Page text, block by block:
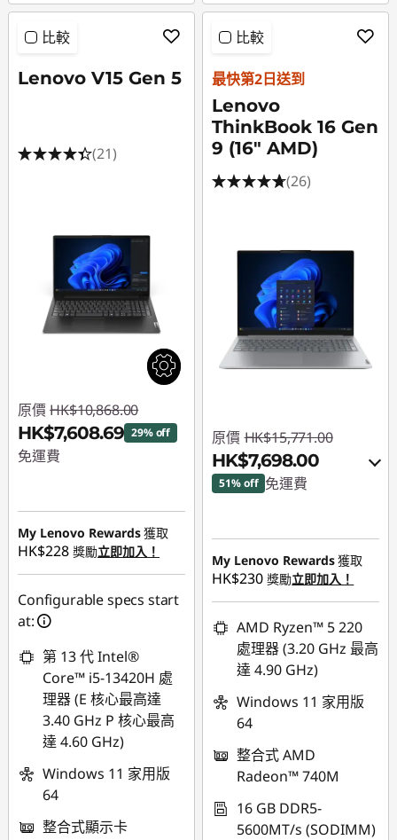
比較
Lenovo V15 Gen 5
(21)
原價 HK$10,868.00
HK$7,608.69 29% off
免運費
My Lenovo Rewards獲取
HK$228 獎勵立即加入！
Configurable specs start
at:
第 13 代 Intel®
Core™ i5-13420H 處
理器 (E 核心最高達
3.40 GHz P 核心最高
達 4.60 GHz)
Windows 11 家用版
64
整合式顯示卡
比較
最快第2日送到
Lenovo
ThinkBook 16 Gen
9 (16" AMD)
(26)
原價 HK$15,771.00
HK$7,698.00
51% off 免運費
eCoupon Savings :
HK$8,073.00
*Savings cannot be
combined
使用優惠券 :
FLASHSALE20
eCoupon limited to
3 units
My Lenovo Rewards獲取
HK$230 獎勵立即加入！
AMD Ryzen™ 5 220
處理器 (3.20 GHz 最高
達 4.90 GHz)
Windows 11 家用版
64
整合式 AMD
Radeon™ 740M
16 GB DDR5-
5600MT/s (SODIMM)